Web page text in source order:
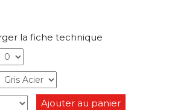
la fiche technique
Ajouter au panier